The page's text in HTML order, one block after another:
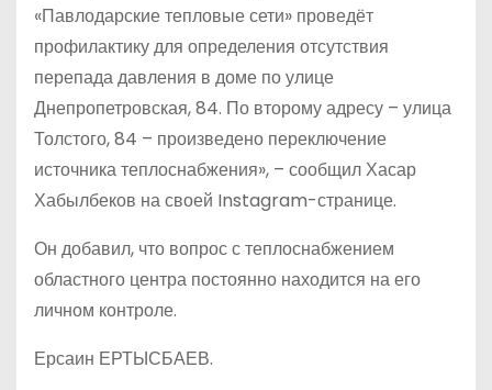
«Павлодарские тепловые сети» проведёт
профилактику для определения отсутствия
перепада давления в доме по улице
Днепропетровская, 84. По второму адресу – улица
Толстого, 84 – произведено переключение
источника теплоснабжения», – сообщил Хасар
Хабылбеков на своей Instagram-странице.
Он добавил, что вопрос с теплоснабжением
областного центра постоянно находится на его
личном контроле.
Ерсаин ЕРТЫСБАЕВ.